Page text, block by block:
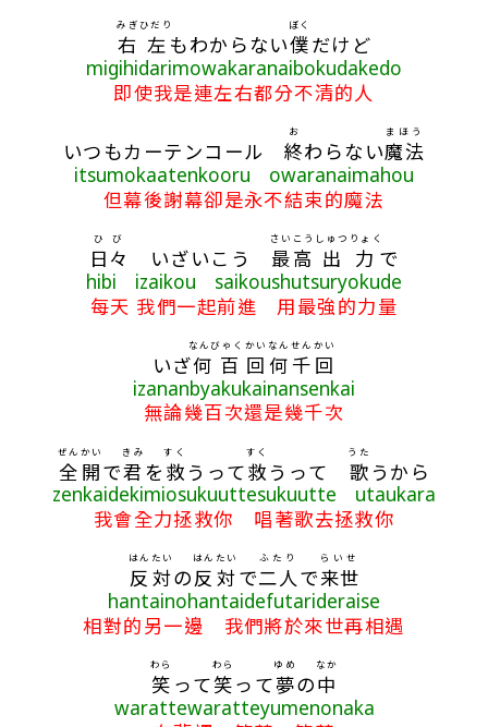
右
みぎ
左
ひだり
もわからない僕
ぼく
だけど
migihidarimowakaranaibokudakedo
即使我是連左右都分不清的人
いつもカーテンコール 終
お
わらない魔法
まほう
itsumokaatenkooru owaranaimahou
但幕後謝幕卻是永不結束的魔法
日々
ひび
いざいこう 最高
さいこう
出力
しゅつりょく
で
hibi izaikou saikoushutsuryokude
每天 我們一起前進 用最強的力量
いざ何百
なんびゃく
回
かい
何
なん
千
せん
回
かい
izananbyakukainansenkai
無論幾百次還是幾千次
全開
ぜんかい
で君
きみ
を 救
すく
うって救
すく
うって 歌
うた
うから
zenkaidekimiosukuuttesukuutte utaukara
我會全力拯救你 唱著歌去拯救你
反対
はんたい
の反対
はんたい
で二人
ふたり
で来世
らいせ
hantainohantaidefutarideraise
相對的另一邊 我們將於來世再相遇
笑
わら
って笑
わら
って夢
ゆめ
の中
なか
warattewaratteyumenonaka